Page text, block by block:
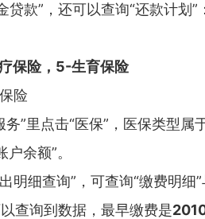
贷款”，还可以查询“还款计划
保险，5-生育保险
险
”里点击“医保”，医保类型属
余额”。
明细查询”，可查询“缴费明细”
查询到数据，最早缴费是